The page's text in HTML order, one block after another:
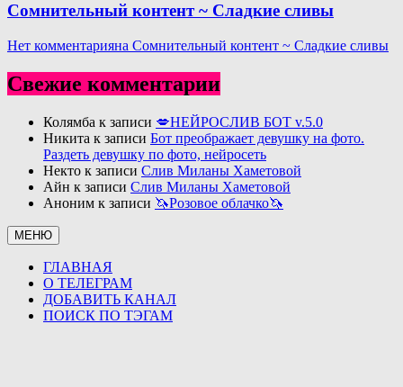
Сомнительный контент ~ Сладкие сливы
Нет комментарияна Сомнительный контент ~ Сладкие сливы
Свежие комментарии
Колямба к записи 💋НЕЙРОСЛИВ БОТ v.5.0
Никита к записи Бот преображает девушку на фото.
Раздеть девушку по фото, нейросеть
Некто к записи Слив Миланы Хаметовой
Айн к записи Слив Миланы Хаметовой
Аноним к записи 🦄Розовое облачко🦄
МЕНЮ
ГЛАВНАЯ
О ТЕЛЕГРАМ
ДОБАВИТЬ КАНАЛ
ПОИСК ПО ТЭГАМ